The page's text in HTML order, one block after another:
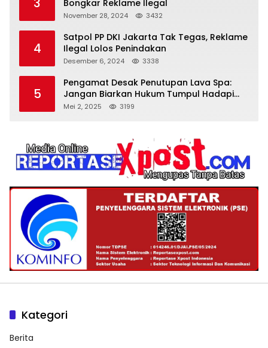
Bongkar Reklame Ilegal
November 28, 2024 3432
4
Satpol PP DKI Jakarta Tak Tegas, Reklame
Ilegal Lolos Penindakan
Desember 6, 2024 3338
5
Pengamat Desak Penutupan Lava Spa:
Jangan Biarkan Hukum Tumpul Hadapi
‘Spa Berkedok
Mei 2, 2025 3199
Kategori
Berita